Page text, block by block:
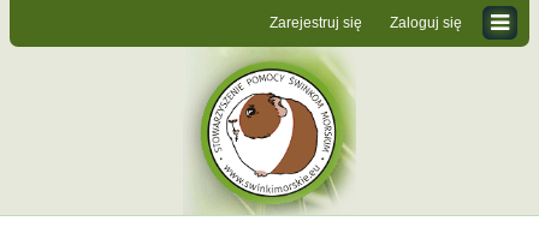
Zaloguj się
Zarejestruj się